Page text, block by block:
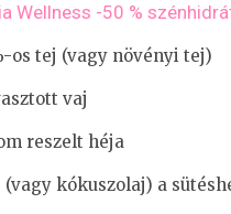
Wellness -50 %
os tej (vagy növényi tej)
vaj
reszelt héja
(vagy kókuszolaj) a